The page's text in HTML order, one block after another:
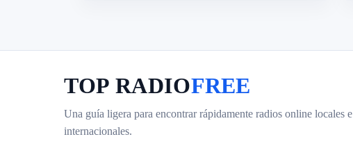
TOP RADIOFREE
Una guía ligera para encontrar rápidamente radios online locales e
internacionales.